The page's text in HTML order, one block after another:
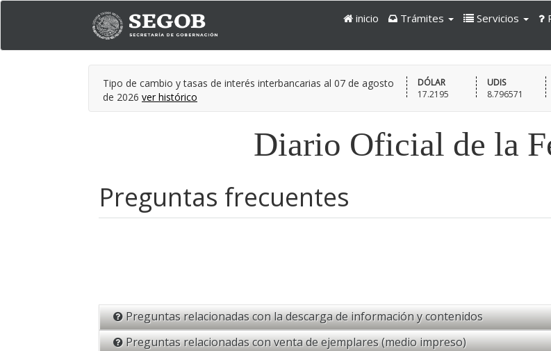
inicio Trámites Servicios
Tipo de cambio y tasas de interés interbancarias al 07 de agosto
de 2026 ver histórico
DÓLAR
17.2195
UDIS
8.796571
Diario Oficial de la
Preguntas frecuentes
Preguntas relacionadas con la descarga de información y contenidos
Preguntas relacionadas con venta de ejemplares (medio impreso)